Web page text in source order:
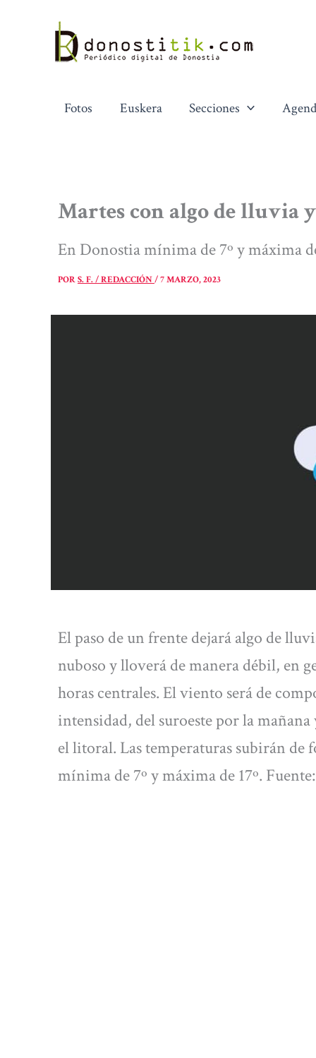
contenido
Fotos Euskera Secciones
Martes con algo de lluvia
En Donostia mínima de 7º y máxima
PORS. F. / REDACCIÓN/7 MARZO, 2023
El paso de un frente dejará algo de
nuboso y lloverá de manera débil, en
horas centrales. El viento será de
intensidad, del suroeste por la
el litoral. Las temperaturas subirán
mínima de 7º y máxima de 17º.